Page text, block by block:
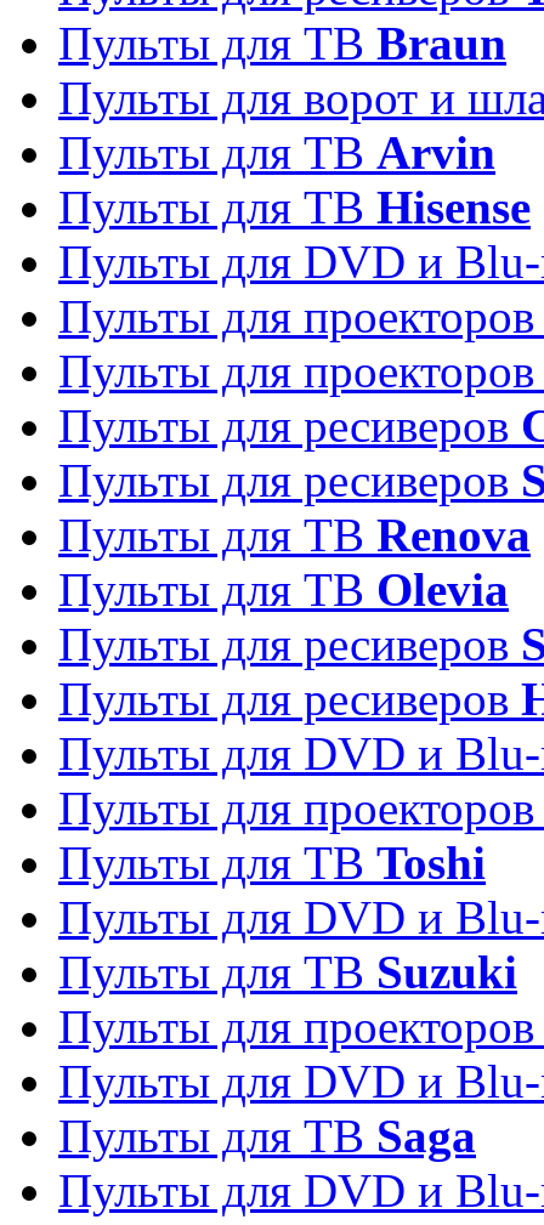
Пульты для ТВ Braun
Пульты для ворот и
Пульты для ТВ Arvin
Пульты для ТВ Hisense
Пульты для DVD и
Пульты для
Пульты для
Пульты для ресиверов
Пульты для ресиверов
Пульты для ТВ Renova
Пульты для ТВ Olevia
Пульты для ресиверов
Пульты для ресиверов
Пульты для DVD и
Пульты для
Пульты для ТВ Toshi
Пульты для DVD и
Пульты для ТВ Suzuki
Пульты для
Пульты для DVD и
Пульты для ТВ Saga
Пульты для DVD и